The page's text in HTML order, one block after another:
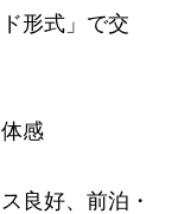
形式」で交
感
良好、前泊・